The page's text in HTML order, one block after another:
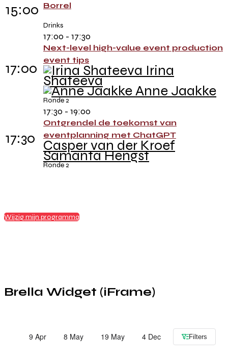
15:00 Borrel
Drinks
17:00
17:00 - 17:30
Next-level high-value event production
event tips
Irina
Shateeva
Anne Jaakke
Ronde 2
17:30
17:30 - 19:00
Ontgrendel de toekomst van
eventplanning met ChatGPT
Casper van der Kroef
Samanta Hengst
Ronde 2
Wijzig mijn programma
Brella Widget (iFrame)